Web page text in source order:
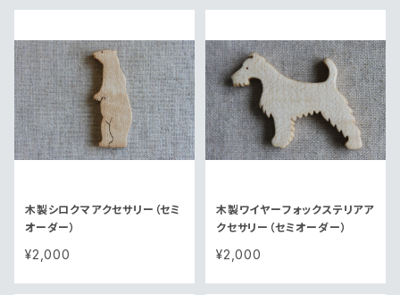
木製シロクマアクセサリー（セミ
オーダー）
¥2,000
木製ワイヤーフォックステリアア
クセサリー（セミオーダー）
¥2,000